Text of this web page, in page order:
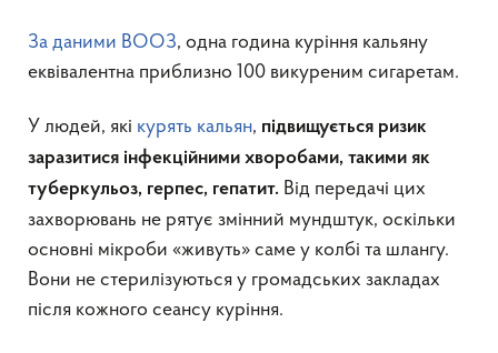
За даними ВООЗ, одна година куріння кальяну
еквівалентна приблизно 100 викуреним сигаретам.
У людей, які курять кальян, підвищується ризик
заразитися інфекційними хворобами, такими як
туберкульоз, герпес, гепатит. Від передачі цих
захворювань не рятує змінний мундштук, оскільки
основні мікроби «живуть» саме у колбі та шлангу.
Вони не стерилізуються у громадських закладах
після кожного сеансу куріння.